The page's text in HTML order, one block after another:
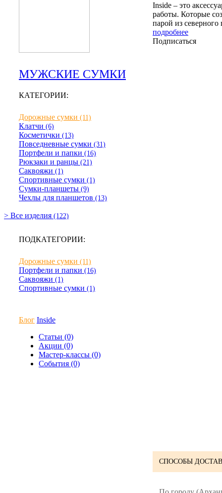
МУЖСКИЕ СУМКИ
КАТЕГОРИИ:
Дорожные сумки (11)
Клатчи (6)
Косметички (13)
Повседневные сумки (31)
Портфели и папки (16)
Рюкзаки и ранцы (21)
Саквояжи (1)
Спортивные сумки (1)
Сумки-планшеты (9)
Чехлы для планшетов (13)
> Все изделия (122)
ПОДКАТЕГОРИИ:
Дорожные сумки (11)
Портфели и папки (16)
Саквояжи (1)
Спортивные сумки (1)
Блог Inside
Статьи (0)
Акции (0)
Мастер-классы (0)
События (0)
Inside – это
работы. Которые
парой из северного
подробнее
Подписаться
СПОСОБЫ